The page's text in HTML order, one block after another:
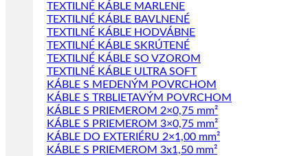
TEXTILNÉ KÁBLE MARLENE
TEXTILNÉ KÁBLE BAVLNENÉ
TEXTILNÉ KÁBLE HODVÁBNE
TEXTILNÉ KÁBLE SKRÚTENÉ
TEXTILNÉ KÁBLE SO VZOROM
TEXTILNÉ KÁBLE ULTRA SOFT
KÁBLE S MEDENÝM POVRCHOM
KÁBLE S TRBLIETAVÝM POVRCHOM
KÁBLE S PRIEMEROM 2×0,75 mm²
KÁBLE S PRIEMEROM 3×0,75 mm²
KÁBLE DO EXTERIÉRU 2×1,00 mm²
KÁBLE S PRIEMEROM 3x1,50 mm²